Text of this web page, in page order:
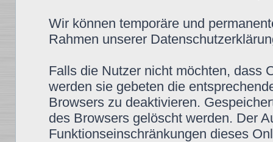
Wir können temporäre und
Rahmen unserer
Falls die Nutzer nicht möchten, dass
werden sie gebeten die
Browsers zu deaktivieren.
des Browsers gelöscht werden. Der
Funktionseinschränkungen dieses